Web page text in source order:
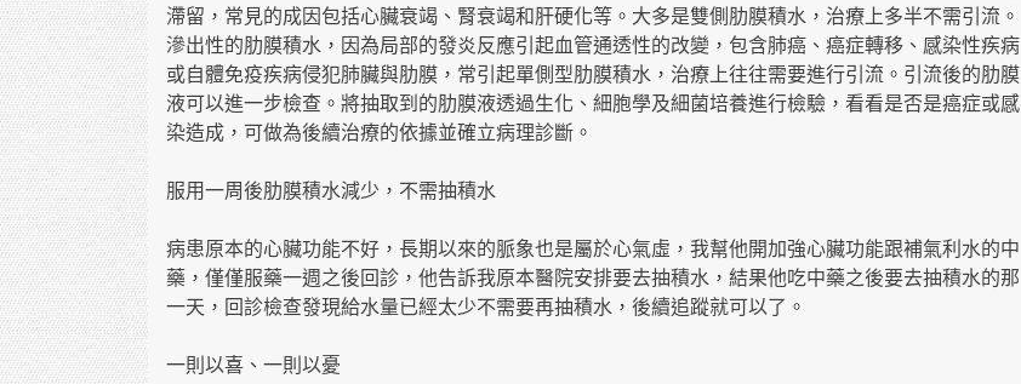
滯留，常見的成因包括心臟衰竭、腎衰竭和肝硬化等。大多是雙側肋膜積水，治療上多半不需引流。
滲出性的肋膜積水，因為局部的發炎反應引起血管通透性的改變，包含肺癌、癌症轉移、感染性疾病
或自體免疫疾病侵犯肺臟與肋膜，常引起單側型肋膜積水，治療上往往需要進行引流。引流後的肋膜
液可以進一步檢查。將抽取到的肋膜液透過生化、細胞學及細菌培養進行檢驗，看看是否是癌症或感
染造成，可做為後續治療的依據並確立病理診斷。
服用一周後肋膜積水減少，不需抽積水
病患原本的心臟功能不好，長期以來的脈象也是屬於心氣虛，我幫他開加強心臟功能跟補氣利水的中
藥，僅僅服藥一週之後回診，他告訴我原本醫院安排要去抽積水，結果他吃中藥之後要去抽積水的那
一天，回診檢查發現給水量已經太少不需要再抽積水，後續追蹤就可以了。
一則以喜、一則以憂